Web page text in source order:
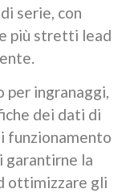
serie, con
più stretti lead
per ingranaggi,
dei dati di
funzionamento
garantirne la
ottimizzare gli